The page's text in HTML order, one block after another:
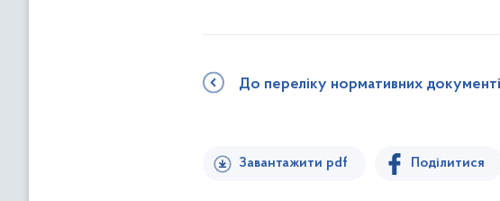
До переліку нормативних
Завантажити pdf Поділитися